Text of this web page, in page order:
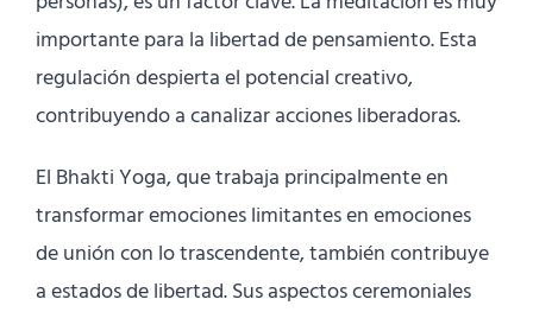
importante para la libertad de pensamiento. Esta
regulación despierta el potencial creativo,
contribuyendo a canalizar acciones liberadoras.
El Bhakti Yoga, que trabaja principalmente en
transformar emociones limitantes en emociones
de unión con lo trascendente, también contribuye
a estados de libertad. Sus aspectos ceremoniales